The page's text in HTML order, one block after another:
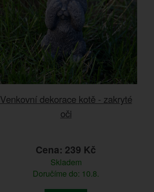
Venkovní dekorace kotě - zakryté
oči
Cena: 239 Kč
Skladem
Doručíme do: 10.8.